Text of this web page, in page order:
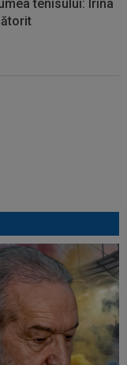
tenisului: Irina